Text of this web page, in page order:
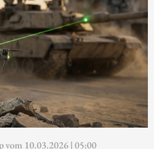
vom 10.03.2026 | 05:00